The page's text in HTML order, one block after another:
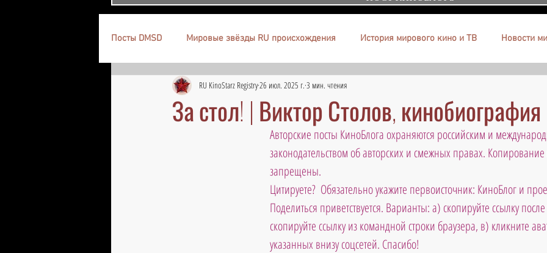
Посты DMSD Мировые звёзды RU происхождения История мирового кино и ТВ Новости
За стол! | Виктор Столов, кинобиография
RU KinoStarz Registry26 июл. 2025 г. 3 мин. чтения
Авторские посты КиноБлога охраняются российским и
законодательством об авторских и смежных правах.
запрещены.
Цитируете?  Обязательно укажите первоисточник: КиноБлог и
Поделиться приветствуется. Варианты: а) скопируйте ссылку после
скопируйте ссылку из командной строки браузера, в) кликните
указанных внизу соцсетей. Спасибо!